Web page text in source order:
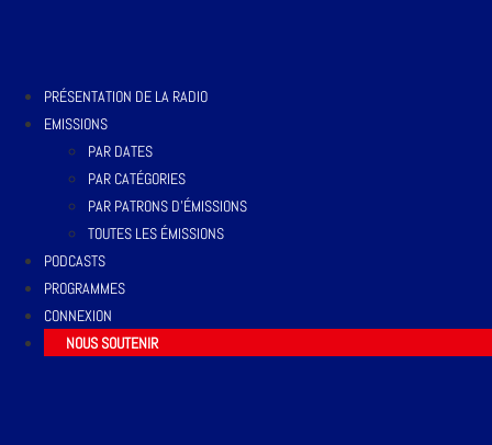
PRÉSENTATION DE LA RADIO
EMISSIONS
PAR DATES
PAR CATÉGORIES
PAR PATRONS D’ÉMISSIONS
TOUTES LES ÉMISSIONS
PODCASTS
PROGRAMMES
CONNEXION
NOUS SOUTENIR